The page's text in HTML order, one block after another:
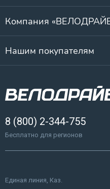
Компания
Нашим покупателям
8 (800) 2-344-755
Бесплатно для регионов
Единая линия, Каз.